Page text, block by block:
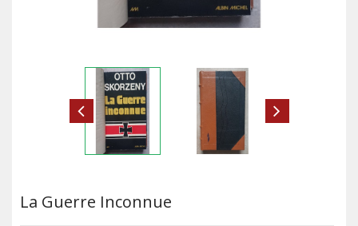
La Guerre Inconnue